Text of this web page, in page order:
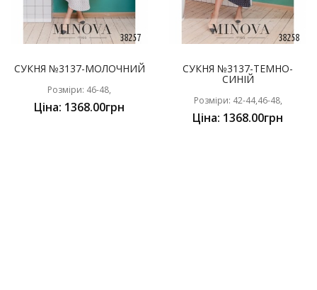
СУКНЯ №3137-МОЛОЧНИЙ
Розміри: 46-48,
Ціна: 1368.00грн
СУКНЯ №3137-ТЕМНО-
СИНІЙ
Розміри: 42-44,46-48,
Ціна: 1368.00грн